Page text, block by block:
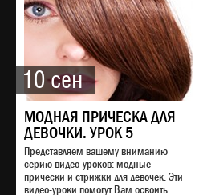
10 сен
МОДНАЯ ПРИЧЕСКА ДЛЯ
ДЕВОЧКИ. УРОК 5
Представляем вашему вниманию
серию видео-уроков: модные
прически и стрижки для девочек. Эти
видео-уроки помогут Вам освоить